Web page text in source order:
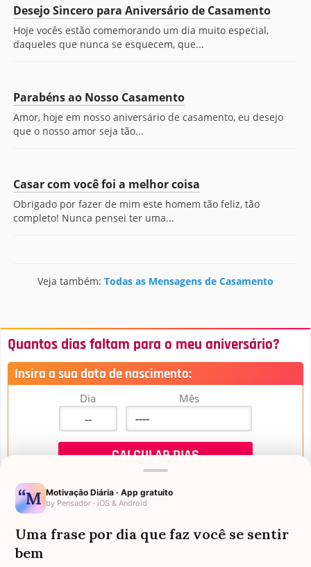
Desejo Sincero para Aniversário de Casamento
Hoje vocês estão comemorando um dia muito especial,
daqueles que nunca se esquecem, que...
Parabéns ao Nosso Casamento
Amor, hoje em nosso aniversário de casamento, eu desejo
que o nosso amor seja tão...
Casar com você foi a melhor coisa
Obrigado por fazer de mim este homem tão feliz, tão
completo! Nunca pensei ter uma...
Veja também: Todas as Mensagens de Casamento
Quantos dias faltam para o meu aniversário?
Insira a sua data de nascimento:
Dia Mês
Mensagens de Aniversário
Motivação Diária · App gratuito
by Pensador · iOS & Android
Uma frase por dia que faz você se sentir
bem